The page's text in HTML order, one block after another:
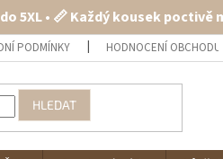
5XL • 📏 Každý kousek poctivě
PODMÍNKY HODNOCENÍ OBCHODU
HLEDAT